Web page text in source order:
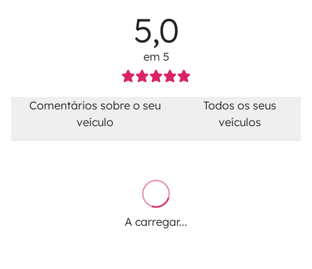
5,0
em 5
Comentários sobre o seu
veículo
Todos os seus
veículos
A carregar...